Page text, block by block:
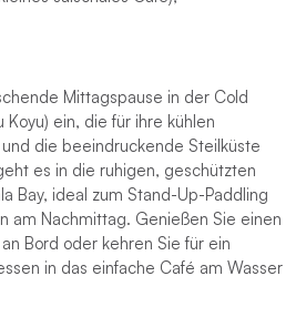
Mittagspause in der Cold
Koyu) ein, die für ihre kühlen
die beeindruckende Steilküste
es in die ruhigen, geschützten
Bay, ideal zum Stand-Up-Paddling
am Nachmittag. Genießen Sie einen
Bord oder kehren Sie für ein
in das einfache Café am Wasser